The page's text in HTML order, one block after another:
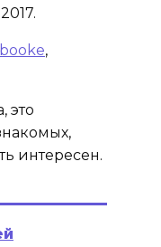
,
это
интересен.